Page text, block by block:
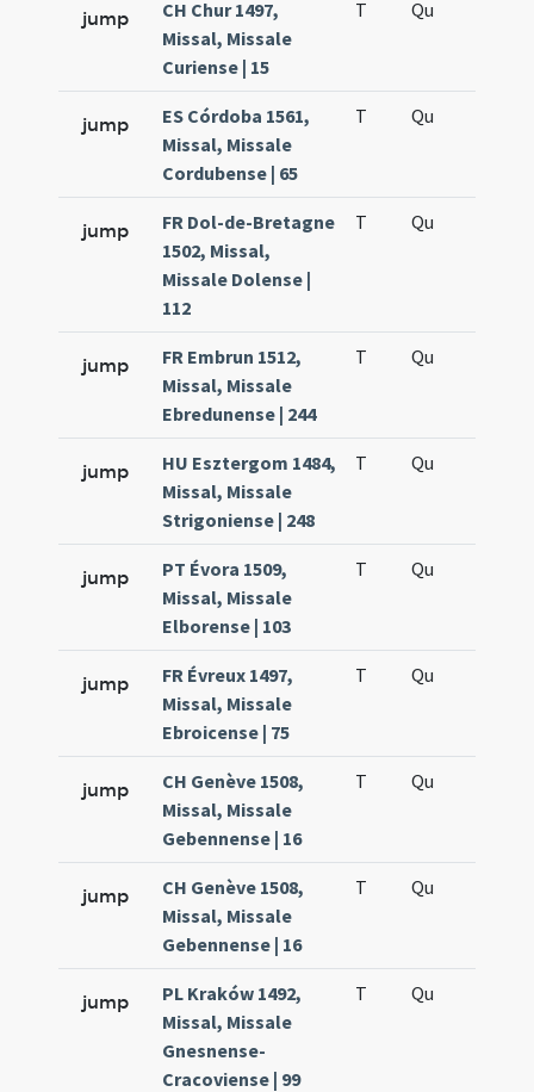
jump
CH Chur 1497,
Missal, Missale
Curiense | 15
T Qu
jump
ES Córdoba 1561,
Missal, Missale
Cordubense | 65
T Qu
jump
FR Dol-de-Bretagne
1502, Missal,
Missale Dolense |
112
T Qu
jump
FR Embrun 1512,
Missal, Missale
Ebredunense | 244
T Qu
jump
HU Esztergom 1484,
Missal, Missale
Strigoniense | 248
T Qu
jump
PT Évora 1509,
Missal, Missale
Elborense | 103
T Qu
jump
FR Évreux 1497,
Missal, Missale
Ebroicense | 75
T Qu
jump
CH Genève 1508,
Missal, Missale
Gebennense | 16
T Qu
jump
CH Genève 1508,
Missal, Missale
Gebennense | 16
T Qu
jump
PL Kraków 1492,
Missal, Missale
Gnesnense-
Cracoviense | 99
T Qu